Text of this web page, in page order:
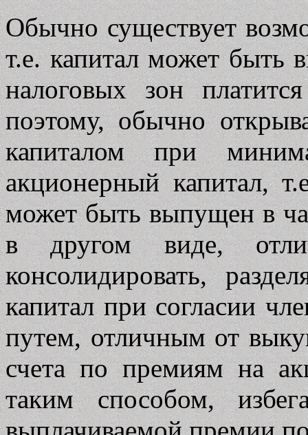
Обычно существует
т.е. капитал может быть
налоговых зон
поэтому, обычно
капиталом при
акционерный капитал,
может быть выпущен в
в другом виде,
консолидировать,
капитал при согласии
путем, отличным от
счета по премиям на
таким способом,